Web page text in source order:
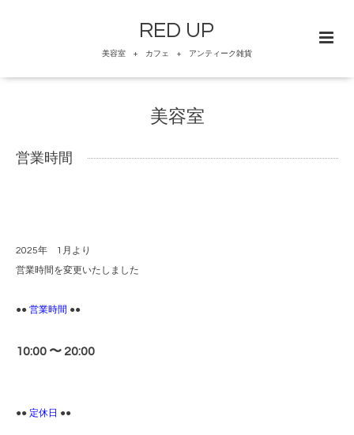
RED UP
美容室 + カフェ + アンティーク雑貨
美容室
営業時間
2025年 1月より
営業時間を変更いたしました
●● 営業時間 ●●
10:00 〜 20:00
●● 定休日 ●●